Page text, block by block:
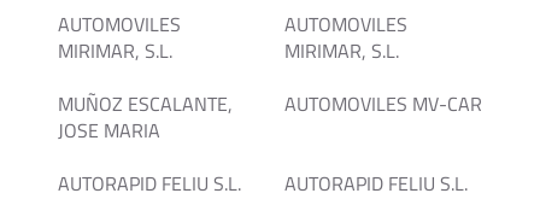
AUTOMOVILES
MIRIMAR, S.L.
AUTOMOVILES
MIRIMAR, S.L.
MUÑOZ ESCALANTE,
JOSE MARIA
AUTOMOVILES MV-CAR
AUTORAPID FELIU S.L.
AUTORAPID FELIU S.L.